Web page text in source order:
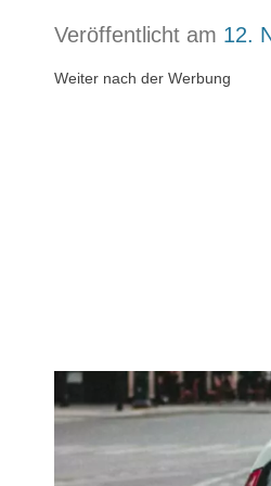
Veröffentlicht am 12.
Weiter nach der Werbung